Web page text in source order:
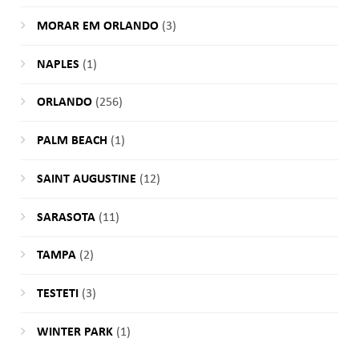
MORAR EM ORLANDO(3)
NAPLES (1)
ORLANDO(256)
PALM BEACH (1)
SAINT AUGUSTINE (12)
SARASOTA(11)
TAMPA(2)
TESTETI (3)
WINTER PARK(1)